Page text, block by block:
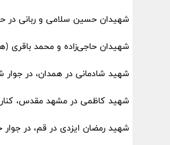
شهیدان حسین سلامی و ربانی
شهیدان حاجی‌زاده و محمد باقری
شهید شادمانی در همدان، در
شهید کاظمی در مشهد مقدس،
شهید رمضان ایزدی در قم، در